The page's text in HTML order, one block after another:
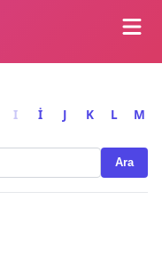
I İ J K L M
Ara